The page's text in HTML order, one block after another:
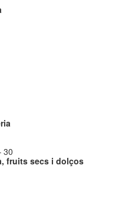
30
fruits secs i dolços